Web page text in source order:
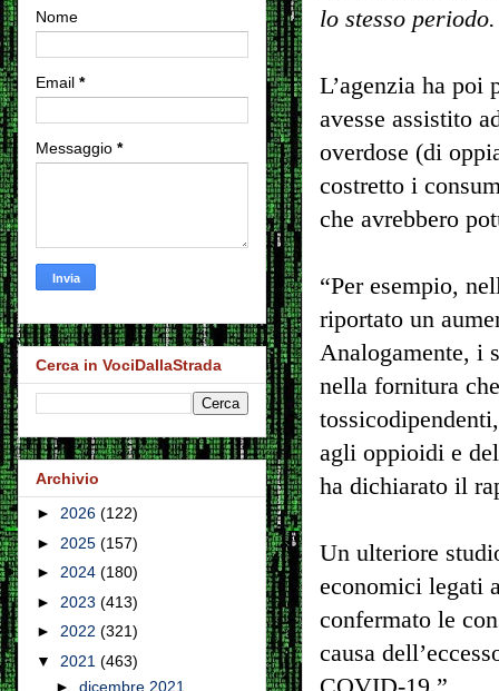
lo stesso
L’agenzia ha poi
avesse assistito
overdose (di
costretto i
che avrebbero
“Per esempio,
riportato un
Analogamente, i
nella fornitura
agli oppioidi e
ha dichiarato il
Un ulteriore
economici legati
confermato le
causa
Nome
Email *
Messaggio *
Cerca in VociDallaStrada
Archivio
► 2026 (122)
► 2025 (157)
► 2024 (180)
► 2023 (413)
► 2022 (321)
▼ 2021 (463)
► dicembre 2021